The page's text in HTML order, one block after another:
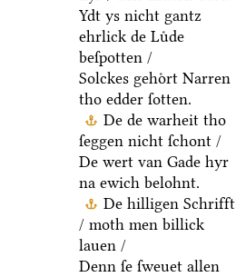
Ydt ys nicht gantz
ehrlick de Luͤde
beſpotten /
Solckes gehoͤrt Narren
tho edder ſotten.
De de warheit tho
ſeggen nicht ſchont /
De wert van Gade hyr
na ewich belohnt.
De hilligen Schrifft
/ moth men billick
lauen /
Denn ſe ſweuet allen